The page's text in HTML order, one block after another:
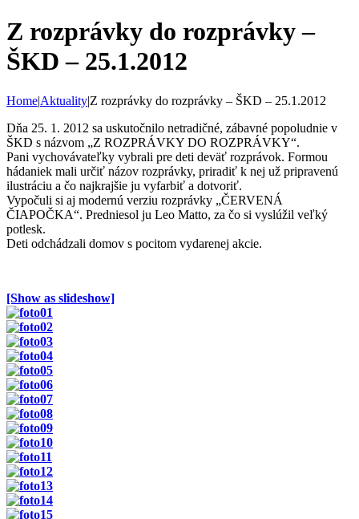
Z rozprávky do rozprávky –
ŠKD – 25.1.2012
Home|Aktuality|Z rozprávky do rozprávky – ŠKD – 25.1.2012
Dňa 25. 1. 2012 sa uskutočnilo netradičné, zábavné popoludnie v
ŠKD s názvom „Z ROZPRÁVKY DO ROZPRÁVKY“.
Pani vychovávateľky vybrali pre deti deväť rozprávok. Formou
hádaniek mali určiť názov rozprávky, priradiť k nej už pripravenú
ilustráciu a čo najkrajšie ju vyfarbiť a dotvoriť.
Vypočuli si aj modernú verziu rozprávky „ČERVENÁ
ČIAPOČKA“. Predniesol ju Leo Matto, za čo si vyslúžil veľký
potlesk.
Deti odchádzali domov s pocitom vydarenej akcie.
[Show as slideshow]